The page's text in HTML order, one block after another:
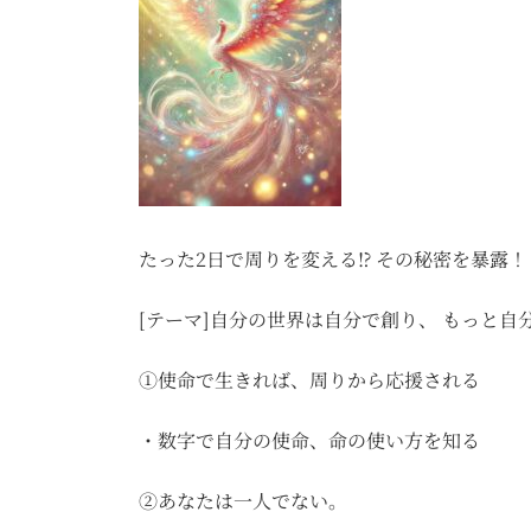
たった2日で周りを変える⁉ その秘密を暴露！
[テーマ]自分の世界は自分で創り、 もっと自
①使命で生きれば、周りから応援される
・数字で自分の使命、命の使い方を知る
②あなたは一人でない。